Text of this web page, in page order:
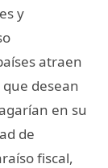
y
atraen
desean
en su
de
fiscal,